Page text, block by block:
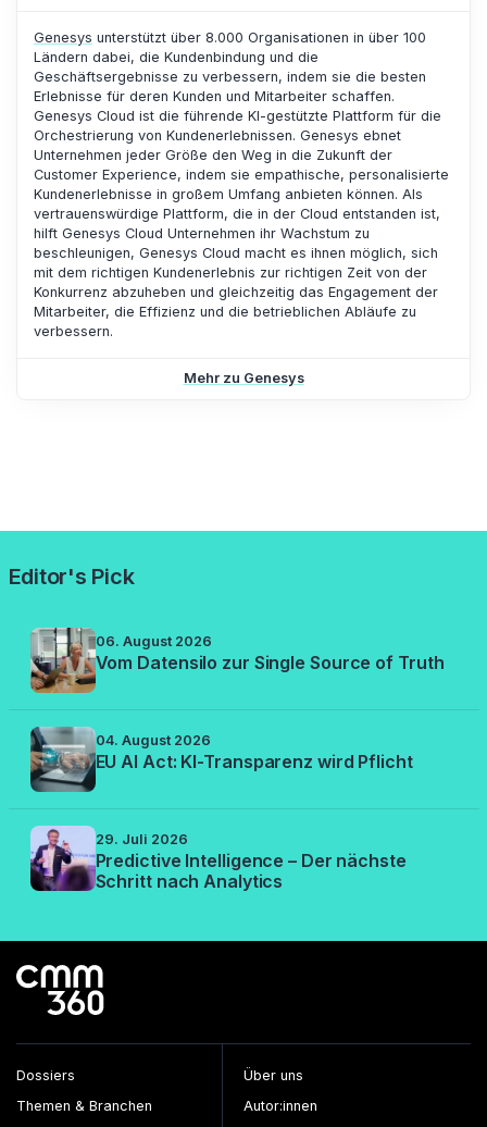
Genesys unterstützt über 8.000 Organisationen in über 100
Ländern dabei, die Kundenbindung und die
Geschäftsergebnisse zu verbessern, indem sie die besten
Erlebnisse für deren Kunden und Mitarbeiter schaffen.
Genesys Cloud ist die führende KI-gestützte Plattform für die
Orchestrierung von Kundenerlebnissen. Genesys ebnet
Unternehmen jeder Größe den Weg in die Zukunft der
Customer Experience, indem sie empathische, personalisierte
Kundenerlebnisse in großem Umfang anbieten können. Als
vertrauenswürdige Plattform, die in der Cloud entstanden ist,
hilft Genesys Cloud Unternehmen ihr Wachstum zu
beschleunigen, Genesys Cloud macht es ihnen möglich, sich
mit dem richtigen Kundenerlebnis zur richtigen Zeit von der
Konkurrenz abzuheben und gleichzeitig das Engagement der
Mitarbeiter, die Effizienz und die betrieblichen Abläufe zu
verbessern.
Mehr zu Genesys
Editor's Pick
06. August 2026
Vom Datensilo zur Single Source of Truth
04. August 2026
EU AI Act: KI-Transparenz wird Pflicht
29. Juli 2026
Predictive Intelligence – Der nächste
Schritt nach Analytics
Dossiers
Themen & Branchen
Über uns
Autor:innen